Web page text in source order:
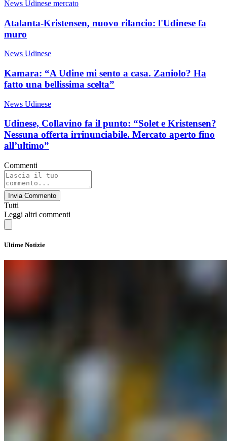
News Udinese mercato
Atalanta-Kristensen, nuovo rilancio: l'Udinese fa
muro
News Udinese
Kamara: “A Udine mi sento a casa. Zaniolo? Ha
fatto una bellissima scelta”
News Udinese
Udinese, Collavino fa il punto: “Solet e Kristensen?
Nessuna offerta irrinunciabile. Mercato aperto fino
all’ultimo”
Commenti
Invia Commento
Tutti
Leggi altri commenti
Ultime Notizie